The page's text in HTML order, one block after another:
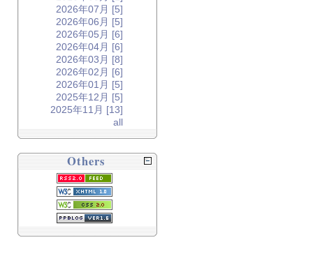
2026年07月 [5]
2026年06月 [5]
2026年05月 [6]
2026年04月 [6]
2026年03月 [8]
2026年02月 [6]
2026年01月 [5]
2025年12月 [5]
2025年11月 [13]
all
Others